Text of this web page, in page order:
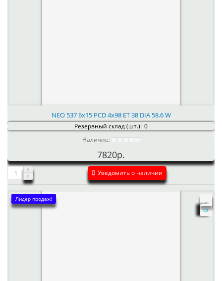
NEO 537 6x15 PCD 4x98 ET 38 DIA 58.6 W
Резервный склад (шт.): 0
Наличие:
7820р.
Уведомить о наличии
Лидер продаж!